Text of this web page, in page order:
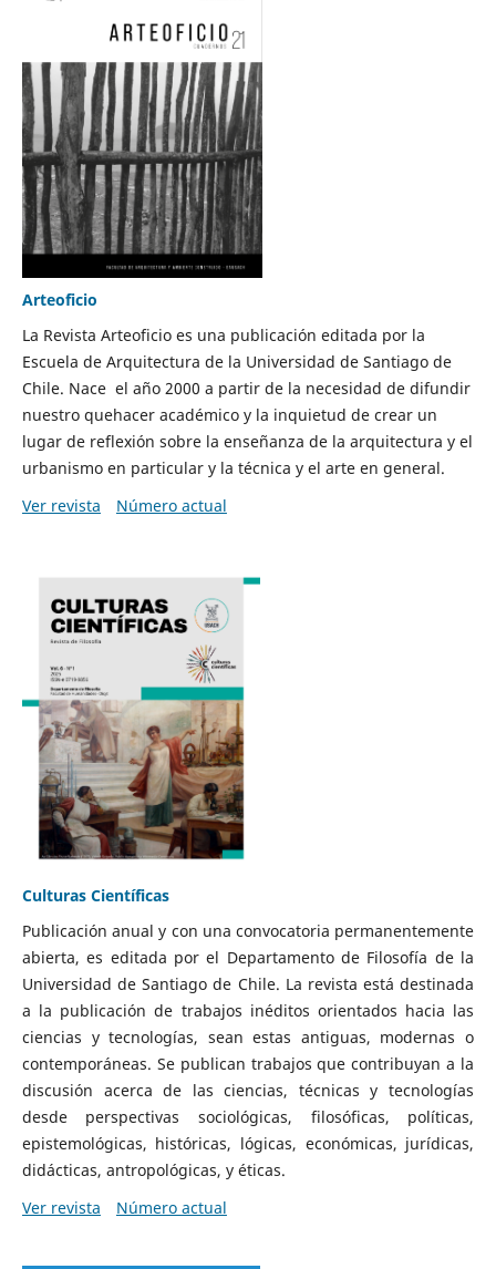
Arteoficio
La Revista Arteoficio es una publicación editada por la
Escuela de Arquitectura de la Universidad de Santiago de
Chile. Nace el año 2000 a partir de la necesidad de difundir
nuestro quehacer académico y la inquietud de crear un
lugar de reflexión sobre la enseñanza de la arquitectura y el
urbanismo en particular y la técnica y el arte en general.
Ver revista
Número actual
Culturas Científicas
Publicación anual y con una convocatoria permanentemente
abierta, es editada por el Departamento de Filosofía de la
Universidad de Santiago de Chile. La revista está destinada
a la publicación de trabajos inéditos orientados hacia las
ciencias y tecnologías, sean estas antiguas, modernas o
contemporáneas. Se publican trabajos que contribuyan a la
discusión acerca de las ciencias, técnicas y tecnologías
desde perspectivas sociológicas, filosóficas, políticas,
epistemológicas, históricas, lógicas, económicas, jurídicas,
didácticas, antropológicas, y éticas.
Ver revista
Número actual